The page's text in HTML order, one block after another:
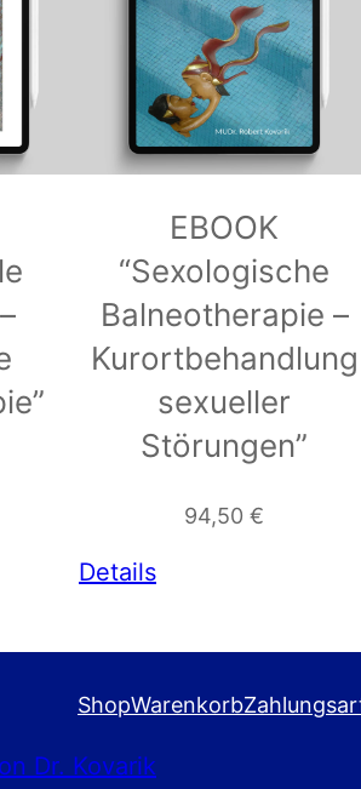
EBOOK
“Sexologische
Balneotherapie –
Kurortbehandlung
sexueller
Störungen”
94,50 €
Details
ShopWarenkorb
Dr. Kovarik